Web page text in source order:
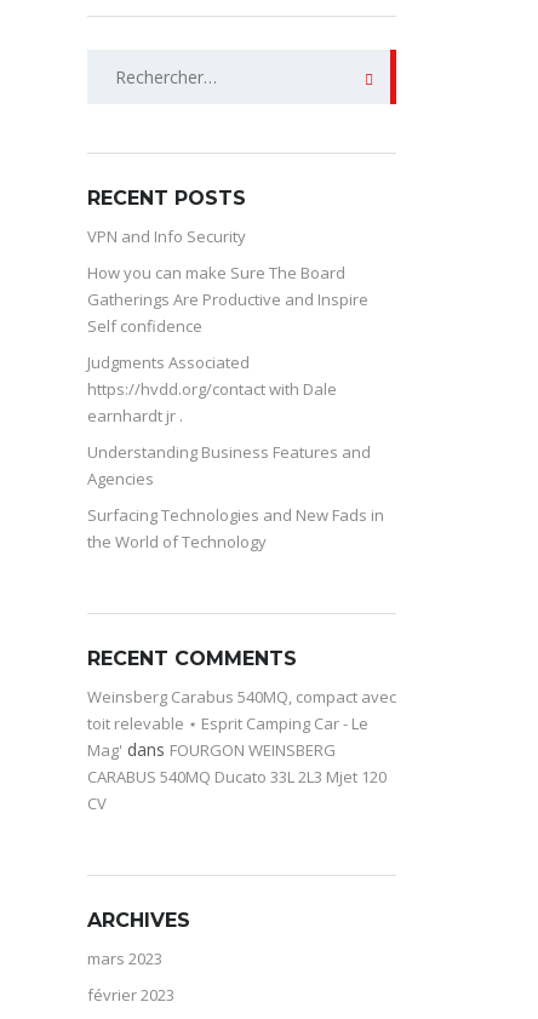
RECENT POSTS
VPN and Info Security
How you can make Sure The Board
Gatherings Are Productive and Inspire
Self confidence
Judgments Associated
https://hvdd.org/contact with Dale
earnhardt jr .
Understanding Business Features and
Agencies
Surfacing Technologies and New Fads in
the World of Technology
RECENT COMMENTS
Weinsberg Carabus 540MQ, compact avec
toit relevable ⋆ Esprit Camping Car - Le
Mag' dans FOURGON WEINSBERG
CARABUS 540MQ Ducato 33L 2L3 Mjet 120
CV
ARCHIVES
mars 2023
février 2023